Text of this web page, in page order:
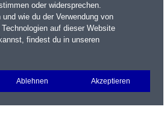
Portfolio Login
oder widersprechen.
wie du der Verwendung von
auf dieser Website
findest du in unseren
Ablehnen Akzeptieren